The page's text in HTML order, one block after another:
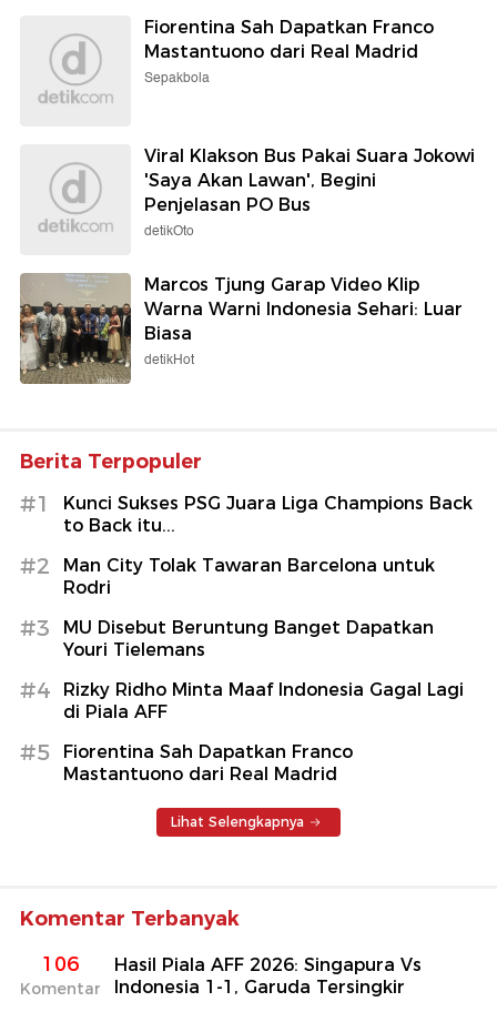
Fiorentina Sah Dapatkan Franco
Mastantuono dari Real Madrid
Sepakbola
Viral Klakson Bus Pakai Suara Jokowi
'Saya Akan Lawan', Begini
Penjelasan PO Bus
detikOto
Marcos Tjung Garap Video Klip
Warna Warni Indonesia Sehari: Luar
Biasa
detikHot
Berita Terpopuler
#1
Kunci Sukses PSG Juara Liga Champions Back
to Back itu...
#2
Man City Tolak Tawaran Barcelona untuk
Rodri
#3
MU Disebut Beruntung Banget Dapatkan
Youri Tielemans
#4
Rizky Ridho Minta Maaf Indonesia Gagal Lagi
di Piala AFF
#5
Fiorentina Sah Dapatkan Franco
Mastantuono dari Real Madrid
Lihat Selengkapnya
Komentar Terbanyak
106
Komentar
Hasil Piala AFF 2026: Singapura Vs
Indonesia 1-1, Garuda Tersingkir